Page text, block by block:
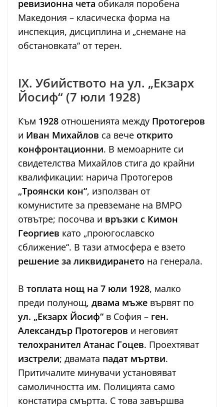
ревизионна чета обикаля поробена
Македония – класическа форма на
инспекция, дисциплина и „снемане на
обстановката“ от терен.
IX. Убийството на ул. „Екзарх
Йосиф“ (7 юли 1928)
Към 1928 отношенията между Протогеров
и Иван Михайлов са вече открито
конфронтационни. В мемоарните си
свидетелства Михайлов стига до крайни
квалификации: нарича Протогеров
„Троянски кон“, използван от
комунистите за превземане на ВМРО
отвътре; посочва и връзки с Кимон
Георгиев като „проюгославско
сближение“. В тази атмосфера е взето
решение за ликвидирането на генерала.
В топлата нощ на 7 юли 1928, малко
преди полунощ, двама мъже вървят по
ул. „Екзарх Йосиф“ в София – ген.
Александър Протогеров и неговият
телохранител Атанас Гоцев. Проехтяват
изстрели; двамата падат мъртви.
Притичалите минувачи установяват
самоличността им. Полицията само
констатира смъртта. С това завършва